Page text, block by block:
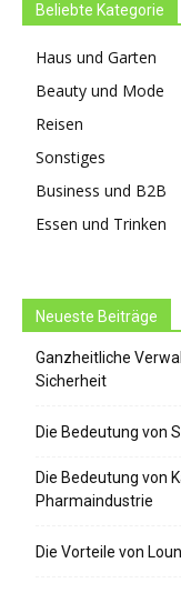
Beliebte Kategorie
Haus und Garten
Beauty und Mode
Reisen
Sonstiges
Business und B2B
Essen und Trinken
Neueste Beiträge
Ganzheitliche
Sicherheit
Die Bedeutung von
Die Bedeutung von
Pharmaindustrie
Die Vorteile von